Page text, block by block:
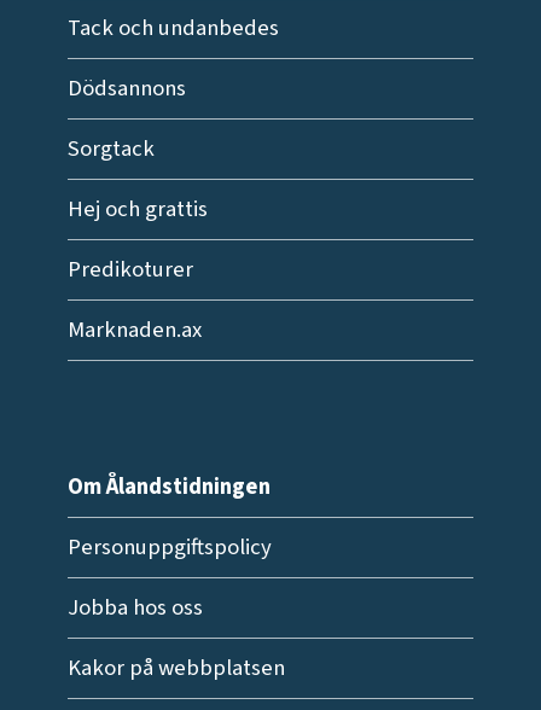
Tack och undanbedes
Dödsannons
Sorgtack
Hej och grattis
Predikoturer
Marknaden.ax
Om Ålandstidningen
Personuppgiftspolicy
Jobba hos oss
Kakor på webbplatsen